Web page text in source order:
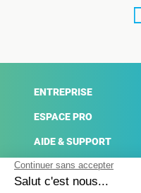
ENTREPRISE
ESPACE PRO
AIDE & SUPPORT
ACTUALITÉS